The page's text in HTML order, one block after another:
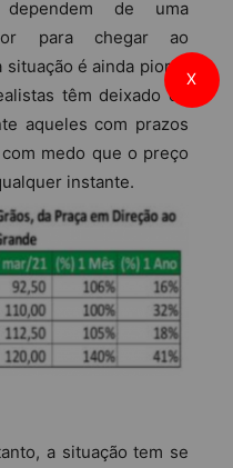
de uma
para chegar ao
é ainda pior, e
têm deixado de
aqueles com prazos
medo que o preço
instante.
a situação tem se
X